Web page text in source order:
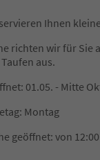
Ihnen
richten wir für Sie
aus.
01.05. - Mitte
Montag
geöffnet: von